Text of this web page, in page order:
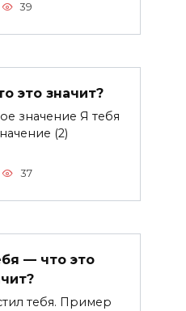
39
это значит?
значение Я тебя
(2)
37
— что это
тебя. Пример